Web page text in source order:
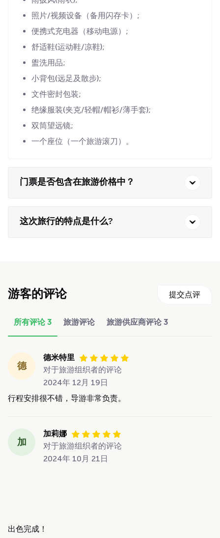
照片/视频设备（备用闪存卡）;
便携式充电器（移动电源）;
舒适鞋(运动鞋/凉鞋);
盥洗用品;
小背包(远足及散步);
文件密封包装;
绝缘服装(夹克/轻帽/帽衫/薄手套);
双筒望远镜;
一个座位（一个旅游滚刀）。
门票是否包含在旅游价格中？
这次旅行的特点是什么?
游客的评论 提交点评
所有评论 3 旅游评论 旅游供应商评论 3
德
德米特里
对于旅游组织者的评论
2024年 12月 19日
行程安排很不错，导游非常负责。
加
加莉娜
对于旅游组织者的评论
2024年 10月 21日
出色完成！